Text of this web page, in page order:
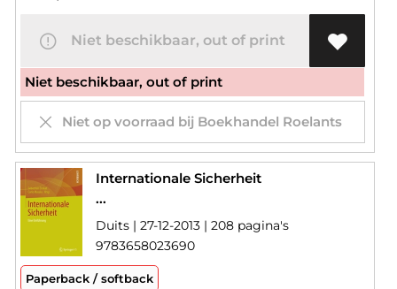
Niet beschikbaar, out of print
Niet beschikbaar, out of print
Niet op voorraad bij Boekhandel Roelants
Internationale Sicherheit
...
Duits | 27-12-2013 | 208 pagina's
9783658023690
Paperback / softback